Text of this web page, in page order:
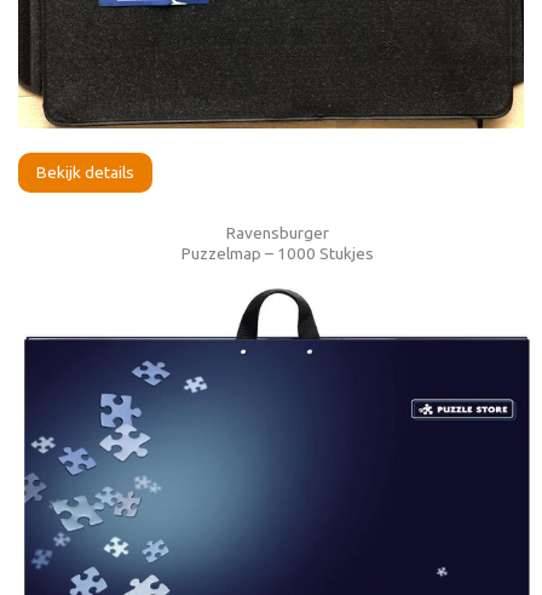
Bekijk details
Ravensburger
Puzzelmap – 1000 Stukjes